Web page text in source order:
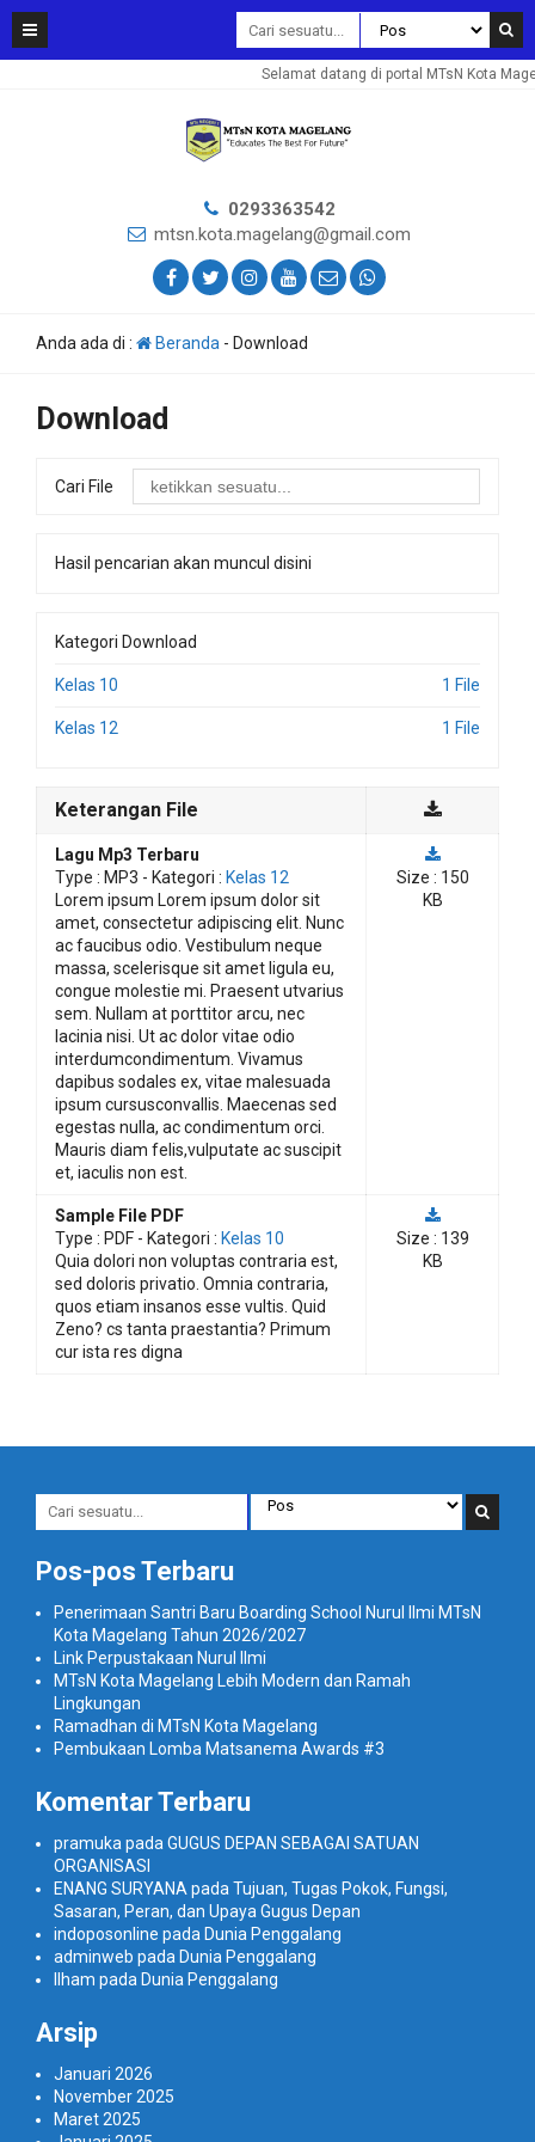
Selamat datang di portal MTsN Kota
0293363542
mtsn.kota.magelang@gmail.com
Anda ada di : Beranda - Download
Download
Cari File
Hasil pencarian akan muncul disini
Kategori Download
Kelas 10 1 File
Kelas 12 1 File
Keterangan File
Lagu Mp3 Terbaru
Type : MP3 - Kategori : Kelas 12
Lorem ipsum Lorem ipsum dolor sit
amet, consectetur adipiscing elit. Nunc
ac faucibus odio. Vestibulum neque
massa, scelerisque sit amet ligula eu,
congue molestie mi. Praesent utvarius
sem. Nullam at porttitor arcu, nec
lacinia nisi. Ut ac dolor vitae odio
interdumcondimentum. Vivamus
dapibus sodales ex, vitae malesuada
ipsum cursusconvallis. Maecenas sed
egestas nulla, ac condimentum orci.
Mauris diam felis,vulputate ac suscipit
et, iaculis non est.
Size : 150
KB
Sample File PDF
Type : PDF - Kategori : Kelas 10
Quia dolori non voluptas contraria est,
sed doloris privatio. Omnia contraria,
quos etiam insanos esse vultis. Quid
Zeno? cs tanta praestantia? Primum
cur ista res digna
Size : 139
KB
Pos-pos Terbaru
Penerimaan Santri Baru Boarding School Nurul Ilmi MTsN
Kota Magelang Tahun 2026/2027
Link Perpustakaan Nurul Ilmi
MTsN Kota Magelang Lebih Modern dan Ramah
Lingkungan
Ramadhan di MTsN Kota Magelang
Pembukaan Lomba Matsanema Awards #3
Komentar Terbaru
pramuka pada GUGUS DEPAN SEBAGAI SATUAN
ORGANISASI
ENANG SURYANA pada Tujuan, Tugas Pokok, Fungsi,
Sasaran, Peran, dan Upaya Gugus Depan
indoposonline pada Dunia Penggalang
adminweb pada Dunia Penggalang
Ilham pada Dunia Penggalang
Arsip
Januari 2026
November 2025
Maret 2025